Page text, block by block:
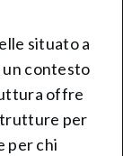
situato a
un contesto
offre
per
per chi